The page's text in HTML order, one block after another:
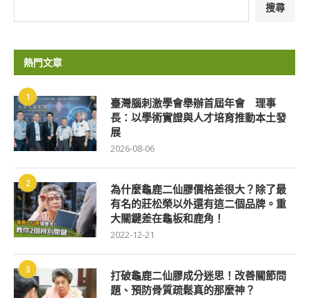
搜尋
熱門文章
1
臺灣腦刺激學會舉辦首屆年會 理事
長：以學術實證與人才培育推動本土發
展
2026-08-06
2
為什麼龜鹿二仙膠價格差很大？除了最
有名的莊松榮以外還有這二個品牌。重
大關鍵差在龜板和鹿角！
2022-12-21
3
打破龜鹿二仙膠成分迷思！改善關節問
題、預防骨質疏鬆真的那麼神？